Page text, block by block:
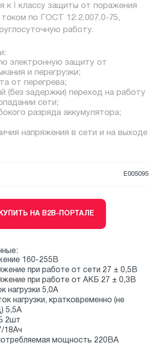
к I классу защиты от поражения
током по ГОСТ 12.2.007.0-75,
работу.
электронную защиту от
и перегрузки;
от перегрева;
(без задержки) переход на работу
сети;
разряда аккумулятора;
напряжения в сети и на выходе
E005095
КУПИТЬ НА B2B-ПОРТАЛЕ
160-255В
при работе от сети 27 ± 0,5В
при работе от АКБ 27 ± 0,3В
нагрузки 5,0А
нагрузки, кратковременно (не
5,5А
2шт
18Ач
мощность 220ВА